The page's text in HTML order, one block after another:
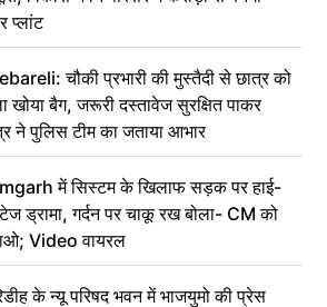
प्लांट
चौकी प्रभारी की मुस्तैदी से छात्र को
खोया बैग, जरूरी दस्तावेज सुरक्षित पाकर
ने पुलिस टीम का जताया आभार
में सिस्टम के खिलाफ सड़क पर हाई-
ड्रामा, गर्दन पर चाकू रख बोला- CM को
Video वायरल
के न्यू परिषद भवन में भाजयुमो की प्रेस